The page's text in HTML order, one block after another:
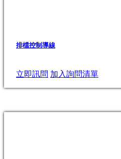
排檔控制導線
立即訊問 加入詢問清單